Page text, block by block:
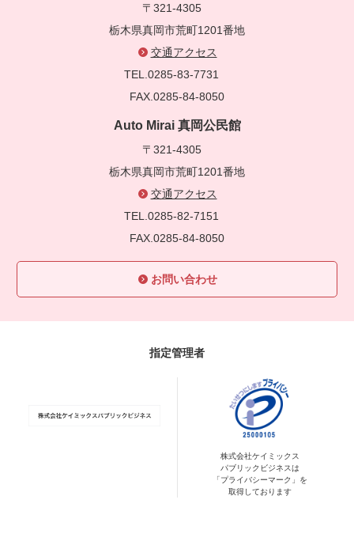
〒321-4305
栃木県真岡市荒町1201番地
交通アクセス
TEL.0285-83-7731
FAX.0285-84-8050
Auto Mirai 真岡公民館
〒321-4305
栃木県真岡市荒町1201番地
交通アクセス
TEL.0285-82-7151
FAX.0285-84-8050
お問い合わせ
指定管理者
株式会社ケイミックス
パブリックビジネスは
「プライバシーマーク」を
取得しております